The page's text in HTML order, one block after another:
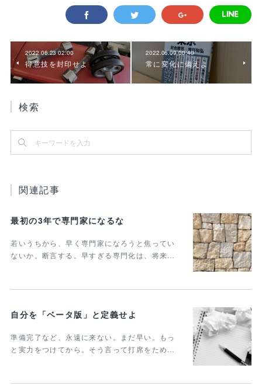
2022.06.23 02:00
得意技を封印せよ
2022.06.09 00:40
常に変化に備えよ
検索
関連記事
最初の3年で専門家になるな
若いうちから、早く専門家になろうと焦ってい
ないか。断言する。早すぎる専門化は、将来…
自分を「ベータ版」と定義せよ
準備完了など、永遠に来ない。まだ早い。もっ
と実力をつけてから。そう言って打席をため…